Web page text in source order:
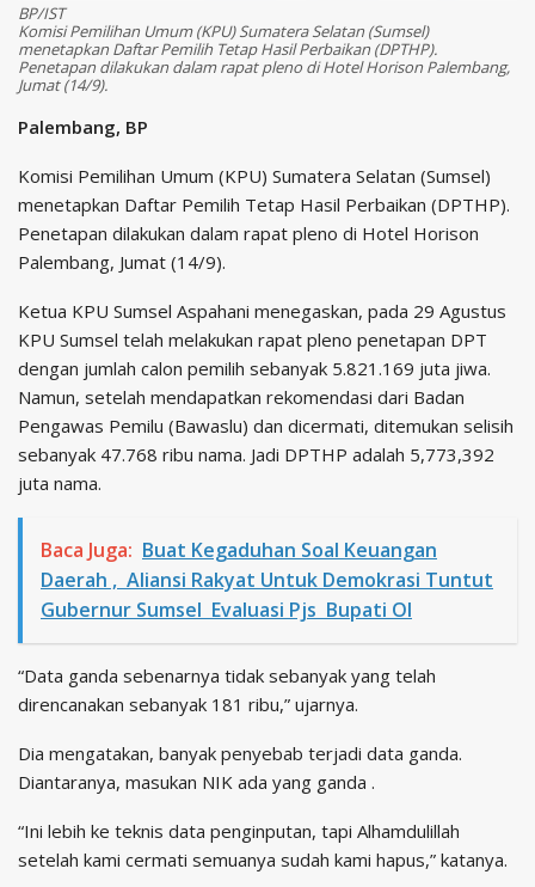
BP/IST
Komisi Pemilihan Umum (KPU) Sumatera Selatan (Sumsel)
menetapkan Daftar Pemilih Tetap Hasil Perbaikan (DPTHP).
Penetapan dilakukan dalam rapat pleno di Hotel Horison Palembang,
Jumat (14/9).
Palembang, BP
Komisi Pemilihan Umum (KPU) Sumatera Selatan (Sumsel)
menetapkan Daftar Pemilih Tetap Hasil Perbaikan (DPTHP).
Penetapan dilakukan dalam rapat pleno di Hotel Horison
Palembang, Jumat (14/9).
Ketua KPU Sumsel Aspahani menegaskan, pada 29 Agustus
KPU Sumsel telah melakukan rapat pleno penetapan DPT
dengan jumlah calon pemilih sebanyak 5.821.169 juta jiwa.
Namun, setelah mendapatkan rekomendasi dari Badan
Pengawas Pemilu (Bawaslu) dan dicermati, ditemukan selisih
sebanyak 47.768 ribu nama. Jadi DPTHP adalah 5,773,392
juta nama.
Baca Juga: Buat Kegaduhan Soal Keuangan
Daerah , Aliansi Rakyat Untuk Demokrasi Tuntut
Gubernur Sumsel Evaluasi Pjs Bupati OI
“Data ganda sebenarnya tidak sebanyak yang telah
direncanakan sebanyak 181 ribu,” ujarnya.
Dia mengatakan, banyak penyebab terjadi data ganda.
Diantaranya, masukan NIK ada yang ganda .
“Ini lebih ke teknis data penginputan, tapi Alhamdulillah
setelah kami cermati semuanya sudah kami hapus,” katanya.